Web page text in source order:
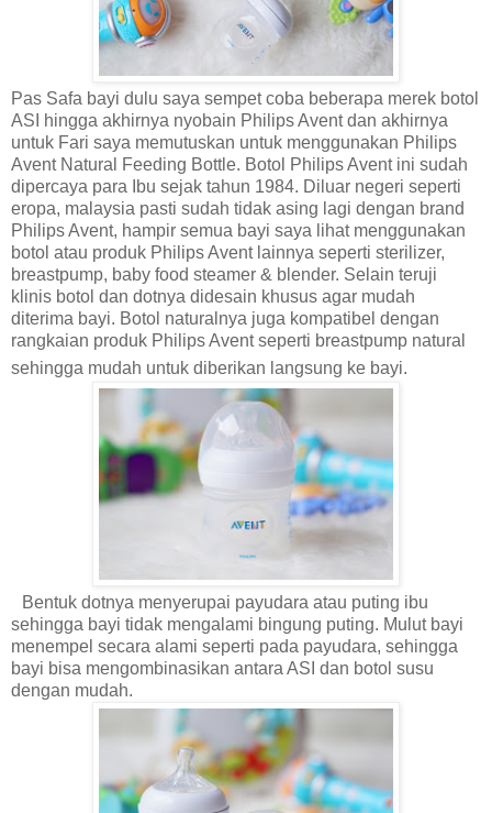
Pas Safa bayi dulu saya sempet coba beberapa merek botol
ASI hingga akhirnya nyobain Philips Avent dan akhirnya
untuk Fari saya memutuskan untuk menggunakan Philips
Avent Natural Feeding Bottle. Botol Philips Avent ini sudah
dipercaya para Ibu sejak tahun 1984. Diluar negeri seperti
eropa, malaysia pasti sudah tidak asing lagi dengan brand
Philips Avent, hampir semua bayi saya lihat menggunakan
botol atau produk Philips Avent lainnya seperti sterilizer,
breastpump, baby food steamer & blender. Selain teruji
klinis botol dan dotnya didesain khusus agar mudah
diterima bayi. Botol naturalnya juga kompatibel dengan
rangkaian produk Philips Avent seperti breastpump natural
sehingga mudah untuk diberikan langsung ke bayi.
Bentuk dotnya menyerupai payudara atau puting ibu
sehingga bayi tidak mengalami bingung puting. Mulut bayi
menempel secara alami seperti pada payudara, sehingga
bayi bisa mengombinasikan antara ASI dan botol susu
dengan mudah.